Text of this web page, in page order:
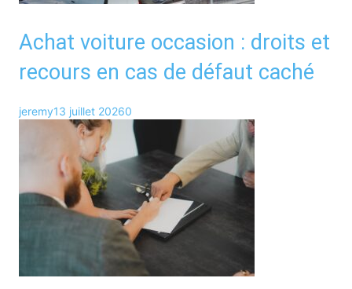
Achat voiture occasion : droits et
recours en cas de défaut caché
jeremy13 juillet 20260